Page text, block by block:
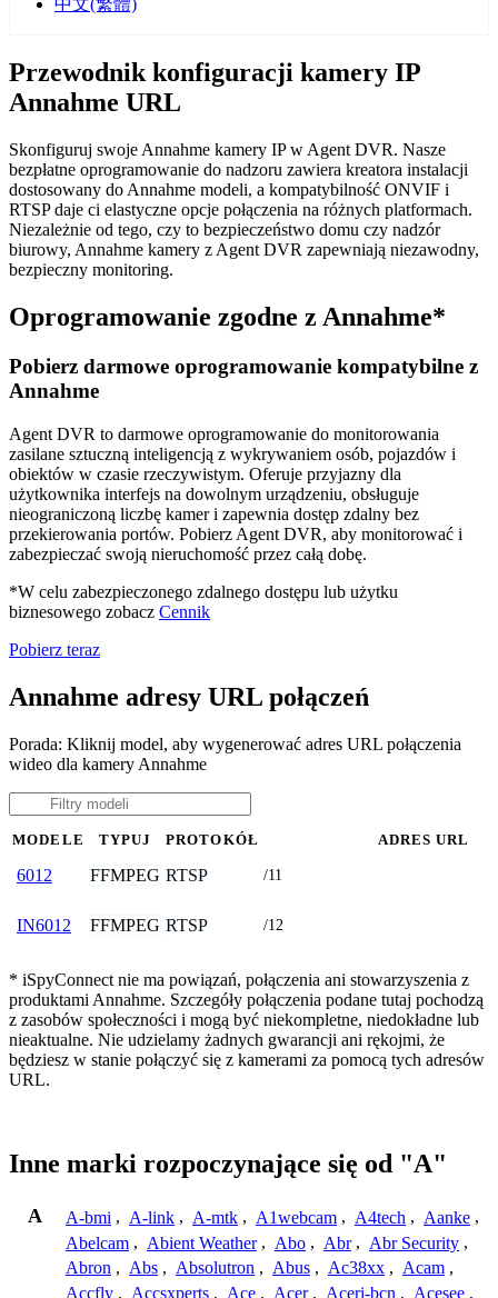
中文(繁體)
Przewodnik konfiguracji kamery IP
Annahme URL
Skonfiguruj swoje Annahme kamery IP w Agent DVR. Nasze
bezpłatne oprogramowanie do nadzoru zawiera kreatora instalacji
dostosowany do Annahme modeli, a kompatybilność ONVIF i
RTSP daje ci elastyczne opcje połączenia na różnych platformach.
Niezależnie od tego, czy to bezpieczeństwo domu czy nadzór
biurowy, Annahme kamery z Agent DVR zapewniają niezawodny,
bezpieczny monitoring.
Oprogramowanie zgodne z Annahme*
Pobierz darmowe oprogramowanie kompatybilne z
Annahme
Agent DVR to darmowe oprogramowanie do monitorowania
zasilane sztuczną inteligencją z wykrywaniem osób, pojazdów i
obiektów w czasie rzeczywistym. Oferuje przyjazny dla
użytkownika interfejs na dowolnym urządzeniu, obsługuje
nieograniczoną liczbę kamer i zapewnia dostęp zdalny bez
przekierowania portów. Pobierz Agent DVR, aby monitorować i
zabezpieczać swoją nieruchomość przez całą dobę.
*W celu zabezpieczonego zdalnego dostępu lub użytku
biznesowego zobacz Cennik
Pobierz teraz
Annahme adresy URL połączeń
Porada: Kliknij model, aby wygenerować adres URL połączenia
wideo dla kamery Annahme
MODELE TYPUJ PROTOKÓŁ ADRES URL
6012 FFMPEG RTSP /11
IN6012 FFMPEG RTSP /12
* iSpyConnect nie ma powiązań, połączenia ani stowarzyszenia z
produktami Annahme. Szczegóły połączenia podane tutaj pochodzą
z zasobów społeczności i mogą być niekompletne, niedokładne lub
nieaktualne. Nie udzielamy żadnych gwarancji ani rękojmi, że
będziesz w stanie połączyć się z kamerami za pomocą tych adresów
URL.
Inne marki rozpoczynające się od "A"
A A-bmi , A-link , A-mtk , A1webcam , A4tech , Aanke ,
Abelcam , Abient Weather , Abo , Abr , Abr Security ,
Abron , Abs , Absolutron , Abus , Ac38xx , Acam ,
Accfly , Accsxperts , Ace , Acer , Aceri-bcn , Acesee ,